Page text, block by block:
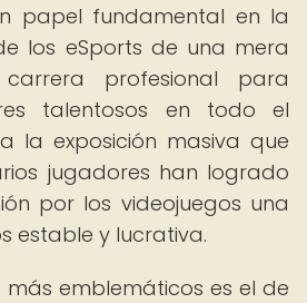
papel fundamental en la
los eSports de una mera
profesional para
talentosos en todo el
la exposición masiva que
jugadores han logrado
por los videojuegos una
estable y lucrativa.
más emblemáticos es el de